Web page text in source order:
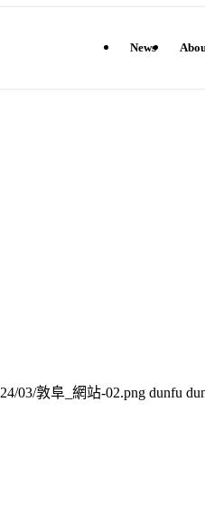
News
03/敦阜_網站-02.png dunfu